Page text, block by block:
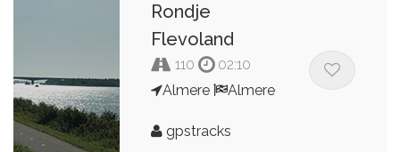
Rondje
Flevoland
110
02:10
Almere
Almere
gpstracks